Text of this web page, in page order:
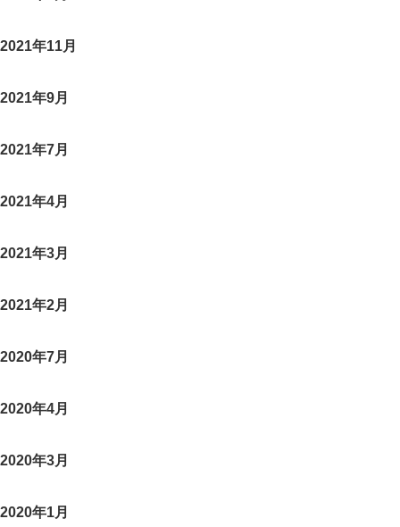
2021年11月
2021年9月
2021年7月
2021年4月
2021年3月
2021年2月
2020年7月
2020年4月
2020年3月
2020年1月